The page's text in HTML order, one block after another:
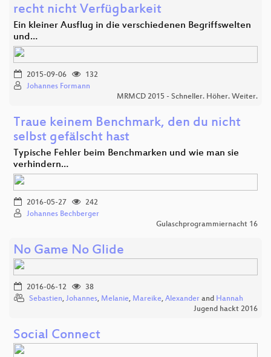
recht nicht Verfügbarkeit
Ein kleiner Ausflug in die verschiedenen Begriffswelten
und…
2015-09-06
132
Johannes Formann
MRMCD 2015 - Schneller. Höher. Weiter.
Traue keinem Benchmark, den du nicht
selbst gefälscht hast
Typische Fehler beim Benchmarken und wie man sie
verhindern…
2016-05-27
242
Johannes Bechberger
Gulaschprogrammiernacht 16
No Game No Glide
2016-06-12
38
Sebastien, Johannes, Melanie, Mareike, Alexander and Hannah
Jugend hackt 2016
Social Connect